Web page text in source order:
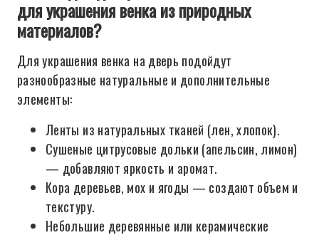
для украшения венка из природных
материалов?
Для украшения венка на дверь подойдут
разнообразные натуральные и дополнительные
элементы:
Ленты из натуральных тканей (лен, хлопок).
Сушеные цитрусовые дольки (апельсин, лимон)
— добавляют яркость и аромат.
Кора деревьев, мох и ягоды — создают объем и
текстуру.
Небольшие деревянные или керамические